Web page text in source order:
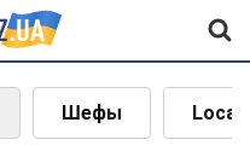
Шефы Local